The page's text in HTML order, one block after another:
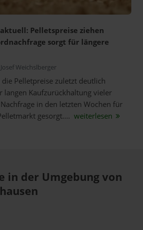
Pelletspreise ziehen
sorgt für längere
Weichslberger
Pelletpreise zuletzt deutlich
langen Kaufzurückhaltung vieler
in den letzten Wochen für
gesorgt.... weiterlesen
in der Umgebung von